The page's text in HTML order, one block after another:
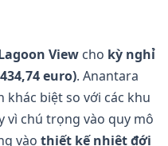
View cho kỳ nghỉ
euro). Anantara
khác biệt so với các khu
vì chú trọng vào quy mô
vàothiết kế nhiệt đới